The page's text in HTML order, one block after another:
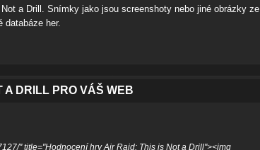
a Drill. Snímky jako jsou screenshoty nebo jiné obrázky ze
databáze her.
A DRILL PRO VÁŠ WEB
" title="Hodnocení hry Air Raid: This is Not a Drill"><img